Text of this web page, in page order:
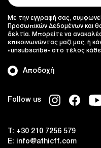
Follow us
T: +30 210 7256 579
E: info@athicff.com
Αποδοχή
Με την εγγραφή σας,
Προσωπικών Δεδομένων και
δελτία. Μπορείτε να
επικοινωνώντας μαζί μας, ή
«unsubscribe» στο τέλος